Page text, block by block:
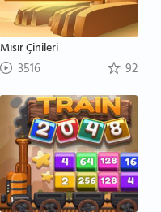
Mısır Çinileri
3516 92